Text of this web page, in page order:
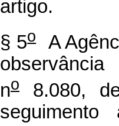
artigo.
§ 5oA
no
8.080,